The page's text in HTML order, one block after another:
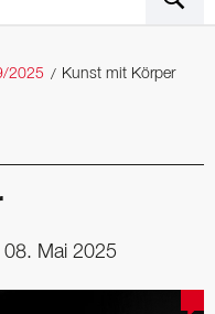
2025 Kunst mit Körper
Mai 2025